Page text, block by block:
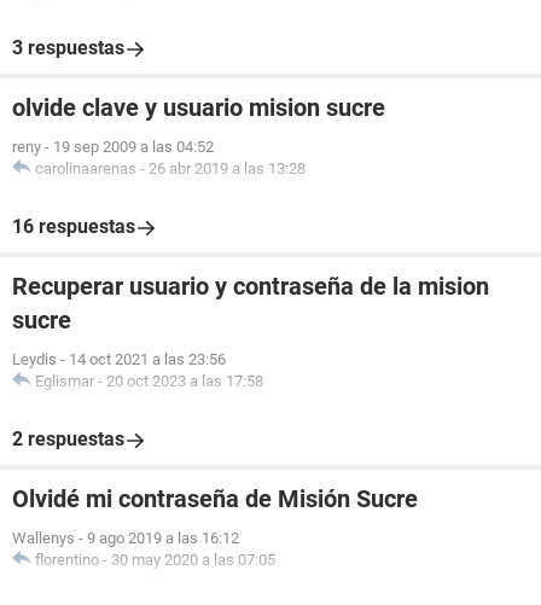
3 respuestas
olvide clave y usuario mision sucre
reny - 19 sep 2009 a las 04:52
carolinaarenas - 26 abr 2019 a las 13:28
16 respuestas
Recuperar usuario y contraseña de la mision
sucre
Leydis - 14 oct 2021 a las 23:56
Eglismar - 20 oct 2023 a las 17:58
2 respuestas
Olvidé mi contraseña de Misión Sucre
Wallenys - 9 ago 2019 a las 16:12
florentino - 30 may 2020 a las 07:05